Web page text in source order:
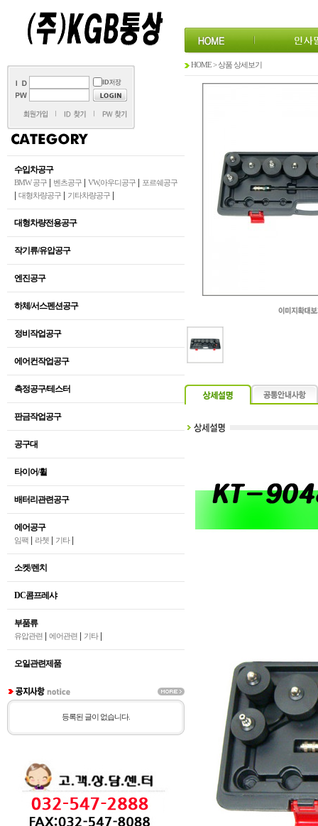
수입차공구
BMW 공구 벤츠공구 VW,아우디공구 포르쉐공구
대형차량공구 기타차량공구
대형차량전용공구
작기류/유압공구
엔진공구
하체/서스펜션공구
정비작업공구
에어컨작업공구
측정공구/테스터
판금작업공구
공구대
타이어/휠
배터리관련공구
에어공구
임팩 라쳇 기타|
소켓/렌치
DC콤프레샤
부품류
유압관련 에어관련 기타|
오일관련제품
등록된 글이 없습니다.
HOME > 상품 상세보기